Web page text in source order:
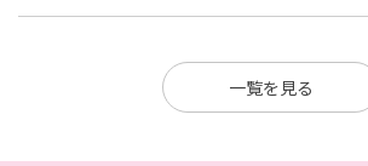
一覧を見る